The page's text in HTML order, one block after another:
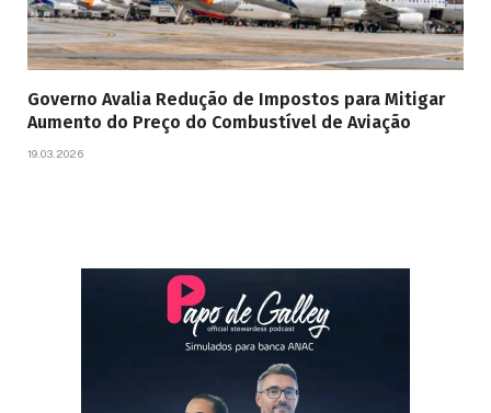
Governo Avalia Redução de Impostos para Mitigar
Aumento do Preço do Combustível de Aviação
19.03.2026